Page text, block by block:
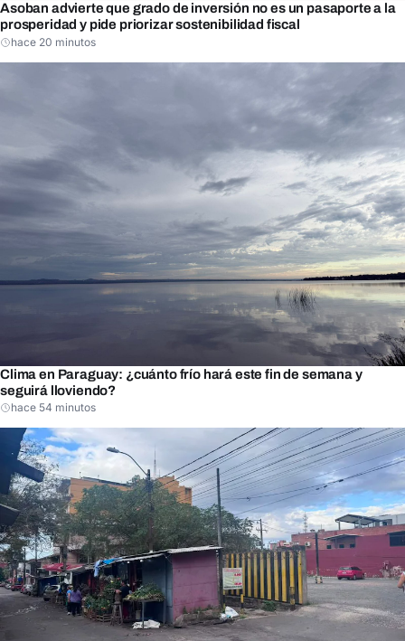
Asoban advierte que grado de inversión no es un pasaporte a la
prosperidad y pide priorizar sostenibilidad fiscal
hace 20 minutos
Clima en Paraguay: ¿cuánto frío hará este fin de semana y
seguirá lloviendo?
hace 54 minutos